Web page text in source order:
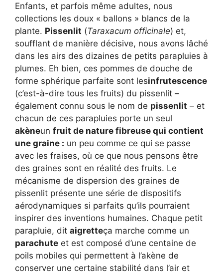
Enfants, et parfois même adultes, nous
collections les doux « ballons » blancs de la
plante. Pissenlit (Taraxacum officinale) et,
soufflant de manière décisive, nous avons lâché
dans les airs des dizaines de petits parapluies à
plumes. Eh bien, ces pommes de douche de
forme sphérique parfaite sont lesinfrutescence
(c’est-à-dire tous les fruits) du pissenlit –
également connu sous le nom de pissenlit – et
chacun de ces parapluies porte un seul
akèneun fruit de nature fibreuse qui contient
une graine : un peu comme ce qui se passe
avec les fraises, où ce que nous pensons être
des graines sont en réalité des fruits. Le
mécanisme de dispersion des graines de
pissenlit présente une série de dispositifs
aérodynamiques si parfaits qu’ils pourraient
inspirer des inventions humaines. Chaque petit
parapluie, dit aigretteça marche comme un
parachute et est composé d’une centaine de
poils mobiles qui permettent à l’akène de
conserver une certaine stabilité dans l’air et